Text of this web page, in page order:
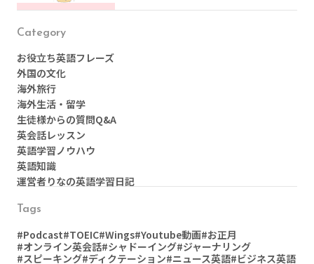
Category
お役立ち英語フレーズ
外国の文化
海外旅行
海外生活・留学
生徒様からの質問Q&A
英会話レッスン
英語学習ノウハウ
英語知識
運営者りなの英語学習日記
Tags
#Podcast#TOEIC#Wings#Youtube動画#お正月
#オンライン英会話#シャドーイング#ジャーナリング
#スピーキング#ディクテーション#ニュース英語#ビジネス英語